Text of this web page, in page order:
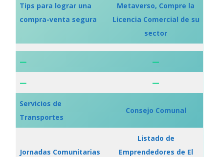
Tips para lograr una
compra-venta segura
Metaverso, Compre la
Licencia Comercial de su
sector
— —
— —
Servicios de
Transportes
Consejo Comunal
Jornadas Comunitarias
Listado de
Emprendedores de El